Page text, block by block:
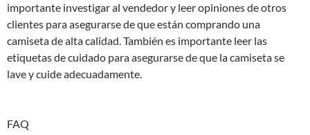
importante investigar al vendedor y leer opiniones de otros
clientes para asegurarse de que están comprando una
camiseta de alta calidad. También es importante leer las
etiquetas de cuidado para asegurarse de que la camiseta se
lave y cuide adecuadamente.
FAQ